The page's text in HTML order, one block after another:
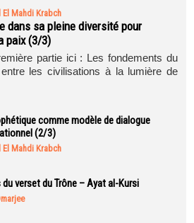
El Mahdi Krabch
dans sa pleine diversité pour
paix (3/3)
partie ici : Les fondements du
les civilisations à la lumière de
comme modèle de dialogue
(2/3)
El Mahdi Krabch
du verset du Trône – Ayat al-Kursi